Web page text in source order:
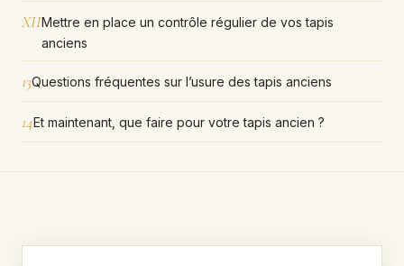
XIIMettre en place un contrôle régulier de vos tapis
anciens
13Questions fréquentes sur l’usure des tapis anciens
14Et maintenant, que faire pour votre tapis ancien ?